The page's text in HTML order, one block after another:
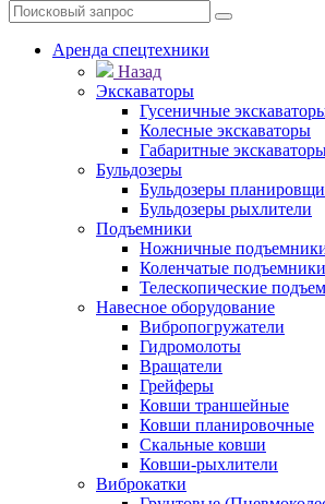
Аренда спецтехники
Назад
Экскаваторы
Гусеничные
Колесные экскаваторы
Габаритные
Бульдозеры
Бульдозеры
Бульдозеры рыхлители
Подъемники
Ножничные
Коленчатые подъемники
Телескопические
Навесное оборудование
Вибропогружатели
Гидромолоты
Вращатели
Грейферы
Ковши траншейные
Ковши планировочные
Скальные ковши
Ковши-рыхлители
Виброкатки